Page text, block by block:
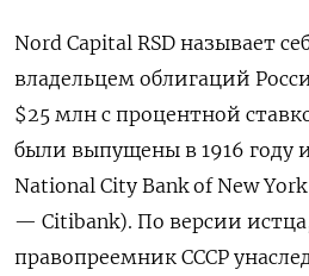
Nord Capital RSD называет
владельцем облигаций
$25 млн с процентной
были выпущены в 1916 году
National City Bank of New
— Citibank). По версии
правопреемник СССР